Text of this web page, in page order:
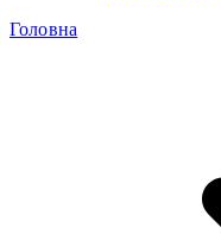
Головна